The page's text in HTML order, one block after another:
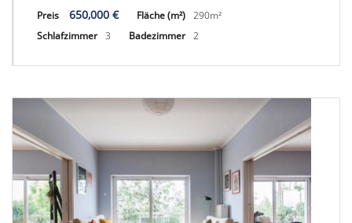
Preis 650,000 € Fläche (m²) 290m²
Schlafzimmer 3 Badezimmer 2